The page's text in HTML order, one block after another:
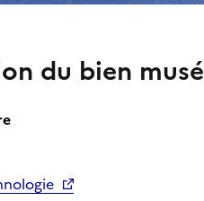
du bien